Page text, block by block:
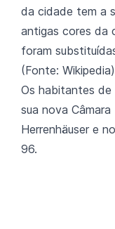
da cidade tem a
antigas cores da
foram
(Fonte: Wikipedia)
Os habitantes de
sua nova
Herrenhäuser e
96.